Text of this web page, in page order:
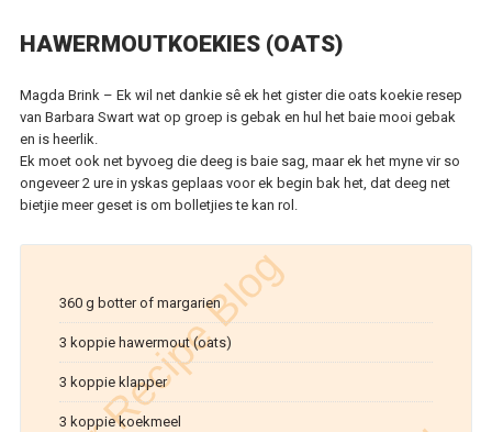
HAWERMOUTKOEKIES (OATS)
Magda Brink – Ek wil net dankie sê ek het gister die oats koekie resep
van Barbara Swart wat op groep is gebak en hul het baie mooi gebak
en is heerlik.
Ek moet ook net byvoeg die deeg is baie sag, maar ek het myne vir so
ongeveer 2 ure in yskas geplaas voor ek begin bak het, dat deeg net
bietjie meer geset is om bolletjies te kan rol.
360 g botter of margarien
3 koppie hawermout (oats)
3 koppie klapper
3 koppie koekmeel